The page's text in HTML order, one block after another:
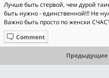
Лучше быть стервой, чем дурой
быть нужно - единственной!!! Не
Важно быть просто по женски
Comment
Предыдущие